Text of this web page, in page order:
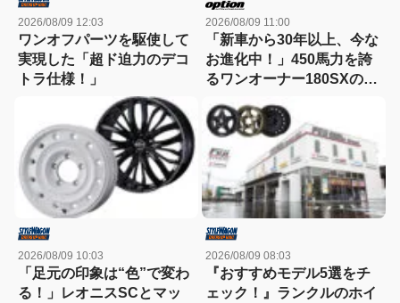
2026/08/09 12:03
ワンオフパーツを駆使して
実現した「超ド迫力のデコ
トラ仕様！」
2026/08/09 11:00
「新車から30年以上、今な
お進化中！」450馬力を誇
るワンオーナー180SXの現
2026/08/09 10:03
「足元の印象は“色”で変わ
る！」レオニスSCとマッ
2026/08/09 08:03
『おすすめモデル5選をチ
ェック！』ランクルのホイ